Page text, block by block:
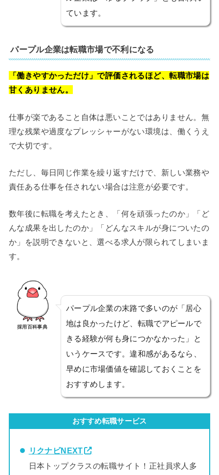
ています。
パープル企業は転職市場で不利になる
「働きやすかっただけ」で評価されるほど、転職市場は
甘くありません。
仕事が楽であること自体は悪いことではありません。無
理な残業や過度なプレッシャーがない環境は、働くうえ
で大切です。
ただし、毎日同じ作業を繰り返すだけで、新しい業務や
責任ある仕事を任されない場合は注意が必要です。
数年後に転職を考えたとき、「何を頑張ったのか」「ど
んな成果を出したのか」「どんなスキルが身についたの
か」を説明できないと、選べる求人が限られてしまいま
す。
採用百科事典
パープル企業の末路で多いのが「居心
地は良かったけど、転職でアピールで
きる経験が何も身につかなかった」と
いうケースです。違和感があるなら、
早めに市場価値を確認しておくことを
おすすめします。
おすすめ転職サービス
リクナビNEXT
日本トップクラスの転職サイト！正社員求人多